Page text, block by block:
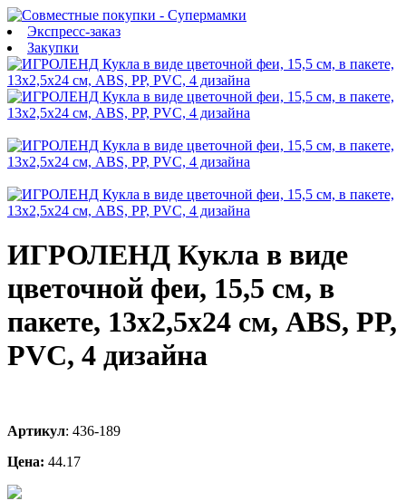
Экспресс-заказ
Закупки
ИГРОЛЕНД Кукла в виде
цветочной феи, 15,5 см, в
пакете, 13х2,5х24 см, ABS, PP,
PVC, 4 дизайна
Артикул: 436-189
Цена: 44.17